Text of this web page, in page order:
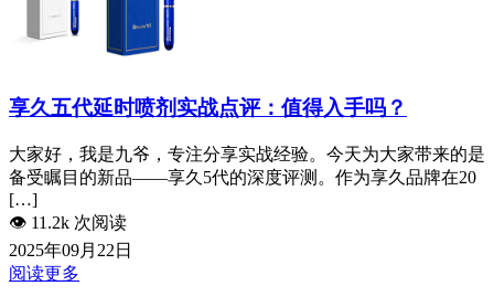
享久五代延时喷剂实战点评：值得入手吗？
大家好，我是九爷，专注分享实战经验。今天为大家带来的是
备受瞩目的新品——享久5代的深度评测。作为享久品牌在20
[…]
👁️ 11.2k 次阅读
2025年09月22日
阅读更多